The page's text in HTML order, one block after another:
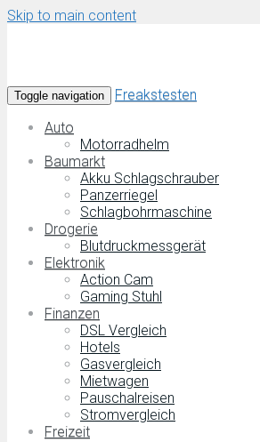
Skip to main content
Toggle navigation
Freakstesten
Auto
Motorradhelm
Baumarkt
Akku Schlagschrauber
Panzerriegel
Schlagbohrmaschine
Drogerie
Blutdruckmessgerät
Elektronik
Action Cam
Gaming Stuhl
Finanzen
DSL Vergleich
Hotels
Gasvergleich
Mietwagen
Pauschalreisen
Stromvergleich
Freizeit